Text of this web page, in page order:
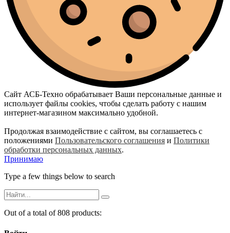
Сайт АСБ-Техно обрабатывает Ваши персональные данные и
использует файлы cookies, чтобы сделать работу с нашим
интернет-магазином максимально удобной.
Продолжая взаимодействие с сайтом, вы соглашаетесь с
положениями Пользовательского соглашения и Политики
обработки персональных данных.
Принимаю
Type a few things below to search
Out of a total of 808 products: